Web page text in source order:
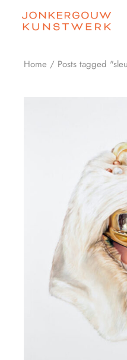
content
Home Posts tagged